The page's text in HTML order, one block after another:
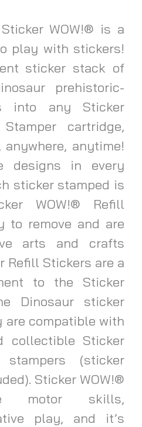
WOW!® is a
play with stickers!
sticker stack of
prehistoric-
into any Sticker
cartridge,
anytime!
designs in every
sticker stamped is
WOW!® Refill
to remove and are
arts and crafts
Refill Stickers are a
to the Sticker
Dinosaur sticker
are compatible with
collectible Sticker
stampers (sticker
Sticker WOW!®
motor skills,
play, and it’s